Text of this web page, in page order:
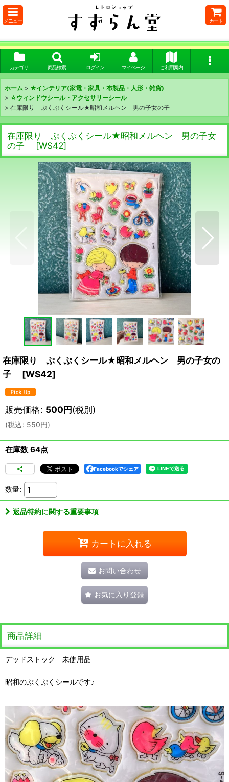
メニュー カート
カテゴリ 商品検索 ログイン マイページ ご利用案内
ホーム > ★インテリア(家電・家具・布製品・人形・雑貨)
> ☆ウィンドウシール・アクセサリーシール
> 在庫限り ぷくぷくシール★昭和メルヘン 男の子女の子
在庫限り ぷくぷくシール★昭和メルヘン 男の子女
の子
[WS42]
在庫限り ぷくぷくシール★昭和メルヘン 男の子女の
子
[WS42]
販売価格: 500円(税別)
(税込: 550円)
在庫数 64点
Facebookでシェア
数量:
返品特約に関する重要事項
カートに入れる
お問い合わせ
お気に入り登録
商品詳細
デッドストック 未使用品
昭和のぷくぷくシールです♪